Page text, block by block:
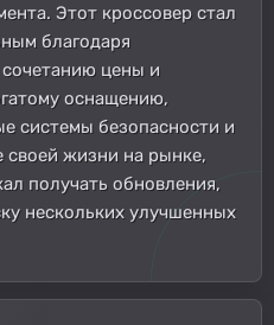
Этот кроссовер стал
благодаря
цены и
оснащению,
системы безопасности и
своей жизни на рынке,
получать обновления,
нескольких улучшенных